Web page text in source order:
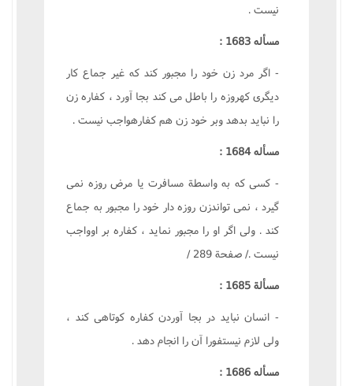
نيست .
مسأله 1683 :
- اگر مرد زن خود را مجبور کند که غير جماع کار
ديگرى کهروزه را باطل مى کند بجا آورد ، کفاره زن
را نبايد بدهد وبر خود زن هم کفارهواجب نيست .
مسأله 1684 :
- کسى که به واسطة مسافرت يا مرض روزه نمى
گيرد ، نمى تواندزن روزه دار خود را مجبور به جماع
کند . ولى اگر او را مجبور نمايد ، کفاره بر اوواجب
نيست ./ صفحة 289 /
مسألة 1685 :
- انسان نبايد در بجا آوردن کفاره کوتاهى کند ،
ولى لازم نيستفورا آن را انجام دهد .
مسأله 1686 :